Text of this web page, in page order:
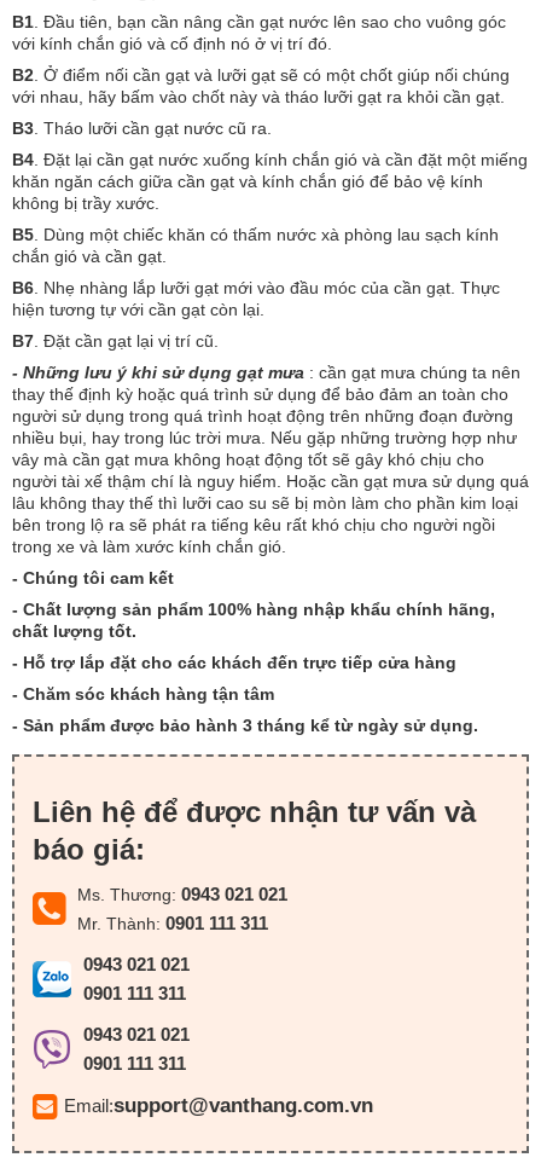
B1 . Đầu tiên, bạn cần nâng cần gạt nước lên sao cho vuông góc
với kính chắn gió và cố định nó ở vị trí đó.
B2 . Ở điểm nối cần gạt và lưỡi gạt sẽ có một chốt giúp nối chúng
với nhau, hãy bấm vào chốt này và tháo lưỡi gạt ra khỏi cần gạt.
B3 . Tháo lưỡi cần gạt nước cũ ra.
B4 . Đặt lại cần gạt nước xuống kính chắn gió và cần đặt một miếng
khăn ngăn cách giữa cần gạt và kính chắn gió để bảo vệ kính
không bị trầy xước.
B5 . Dùng một chiếc khăn có thấm nước xà phòng lau sạch kính
chắn gió và cần gạt.
B6 . Nhẹ nhàng lắp lưỡi gạt mới vào đầu móc của cần gạt. Thực
hiện tương tự với cần gạt còn lại.
B7 . Đặt cần gạt lại vị trí cũ.
- Những lưu ý khi sử dụng gạt mưa : cần gạt mưa chúng ta nên
thay thế định kỳ hoặc quá trình sử dụng để bảo đảm an toàn cho
người sử dụng trong quá trình hoạt động trên những đoạn đường
nhiều bụi, hay trong lúc trời mưa. Nếu gặp những trường hợp như
vây mà cần gạt mưa không hoạt động tốt sẽ gây khó chịu cho
người tài xế thậm chí là nguy hiểm. Hoặc cần gạt mưa sử dụng quá
lâu không thay thế thì lưỡi cao su sẽ bị mòn làm cho phần kim loại
bên trong lộ ra sẽ phát ra tiếng kêu rất khó chịu cho người ngồi
trong xe và làm xước kính chắn gió.
- Chúng tôi cam kết
- Chất lượng sản phẩm 100% hàng nhập khẩu chính hãng,
chất lượng tốt.
- Hỗ trợ lắp đặt cho các khách đến trực tiếp cửa hàng
- Chăm sóc khách hàng tận tâm
- Sản phẩm được bảo hành 3 tháng kể từ ngày sử dụng.
Liên hệ để được nhận tư vấn và
báo giá:
Ms. Thương: 0943 021 021
Mr. Thành: 0901 111 311
0943 021 021
0901 111 311
0943 021 021
0901 111 311
Email:support@vanthang.com.vn